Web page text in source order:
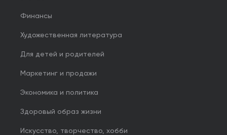
Финансы
Художественная литература
Для детей и родителей
Маркетинг и продажи
Экономика и политика
Здоровый образ жизни
Искусство, творчество, хобби